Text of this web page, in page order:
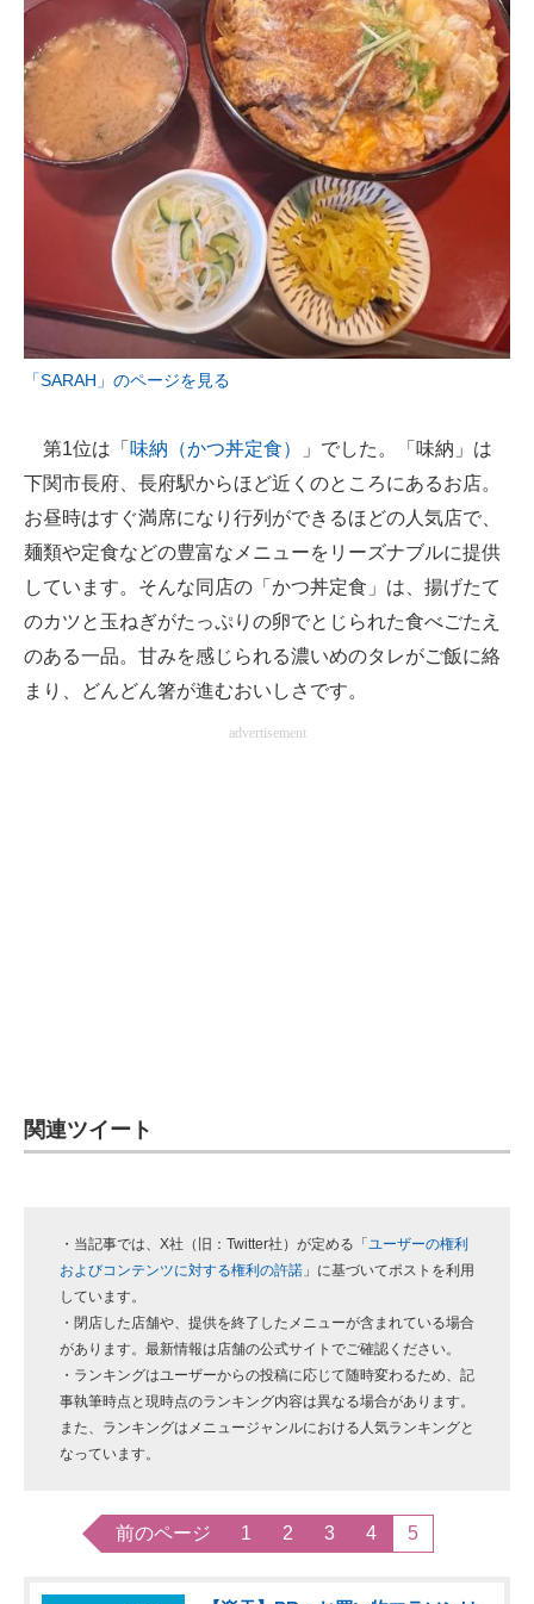
好きが集まる 比べて選べる
ビジネスと働き方のヒント
AI活用のいまが分かる
企業ITのトレンドを詳説
経営リーダーのコミュニティ
マーケ×ITの今がよく分かる
ITエンジニア向け専門サイト
IT製品の技術・比較・事例
モノづくり技術者専門サイト
電子設計の基本と応用
「SARAH」のページを見る
第1位は「 味納（かつ丼定食）
」でした。「味納」は
下関市長府、長府駅からほど近くのところにあるお店。
お昼時はすぐ満席になり行列ができるほどの人気店で、
麺類や定食などの豊富なメニューをリーズナブルに提供
しています。そんな同店の「かつ丼定食」は、揚げたて
のカツと玉ねぎがたっぷりの卵でとじられた食べごたえ
のある一品。甘みを感じられる濃いめのタレがご飯に絡
まり、どんどん箸が進むおいしさです。
advertisement
関連ツイート
・当記事では、X社（旧：Twitter社）が定める「 ユーザーの権利
およびコンテンツに対する権利の許諾 」に基づいてポストを利用
しています。
・閉店した店舗や、提供を終了したメニューが含まれている場合
があります。最新情報は店舗の公式サイトでご確認ください。
・ランキングはユーザーからの投稿に応じて随時変わるため、記
事執筆時点と現時点のランキング内容は異なる場合があります。
また、ランキングはメニュージャンルにおける人気ランキングと
なっています。
前のページ 1 2 3 4 5